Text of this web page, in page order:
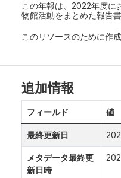
この年報は、2022年度に
物館活動をまとめた報告書
このリソースのために作
追加情報
フィールド 値
最終更新日
メタデータ最終更
新日時